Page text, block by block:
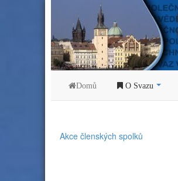
Domů O Svazu
Akce členských spolků